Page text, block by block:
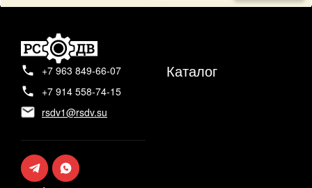
+7 963 849-66-07
+7 914 558-74-15
rsdv1@rsdv.su
Каталог